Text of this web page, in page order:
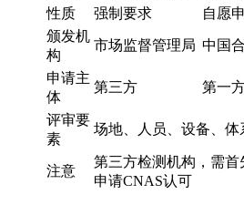
性质
强制要求
自愿
颁发机
构
市场监督管理局 中国
申请主
体
第三方 第一
评审要
素
场地、人员、设备、体
注意
第三方检测机构，需
申请CNAS认可